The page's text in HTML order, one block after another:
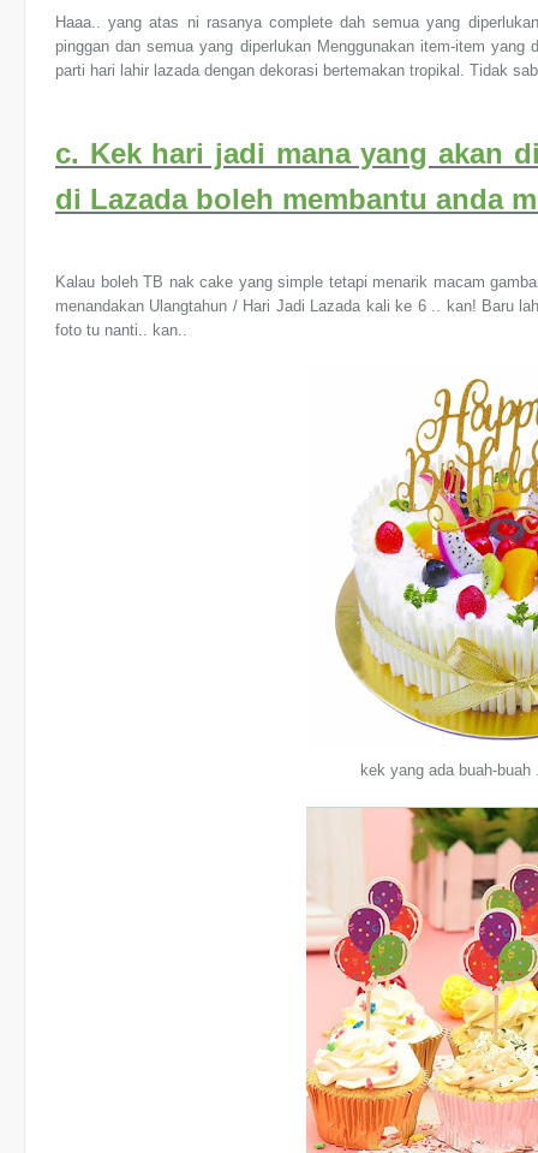
Haaa.. yang atas ni rasanya complete dah semua yang
pinggan dan semua yang diperlukan Menggunakan item-item
parti hari lahir lazada dengan dekorasi bertemakan tropikal. Tidak
c. Kek hari jadi mana yang akan
di Lazada boleh membantu anda
Kalau boleh TB nak cake yang simple tetapi menarik macam
menandakan Ulangtahun / Hari Jadi Lazada kali ke 6 .. kan! Baru
foto tu nanti.. kan..
kek yang ada buah-